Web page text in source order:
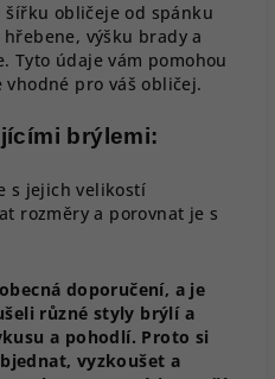
obličeje od spánku
výšku brady a
Tyto údaje vám pomohou
pro váš obličej.
brýlemi:
s jejich velikostí
rozměry a porovnat je s
doporučení, a je
různé styly brýlí a
a pohodlí. Proto si
vyzkoušet a